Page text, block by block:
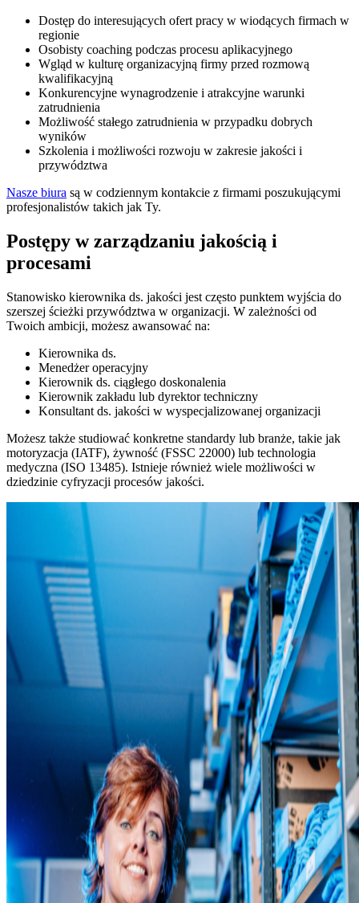
Dostęp do interesujących ofert pracy w wiodących firmach w
regionie
Osobisty coaching podczas procesu aplikacyjnego
Wgląd w kulturę organizacyjną firmy przed rozmową
kwalifikacyjną
Konkurencyjne wynagrodzenie i atrakcyjne warunki
zatrudnienia
Możliwość stałego zatrudnienia w przypadku dobrych
wyników
Szkolenia i możliwości rozwoju w zakresie jakości i
przywództwa
Nasze biura są w codziennym kontakcie z firmami poszukującymi
profesjonalistów takich jak Ty.
Postępy w zarządzaniu jakością i
procesami
Stanowisko kierownika ds. jakości jest często punktem wyjścia do
szerszej ścieżki przywództwa w organizacji. W zależności od
Twoich ambicji, możesz awansować na:
Kierownika ds.
Menedżer operacyjny
Kierownik ds. ciągłego doskonalenia
Kierownik zakładu lub dyrektor techniczny
Konsultant ds. jakości w wyspecjalizowanej organizacji
Możesz także studiować konkretne standardy lub branże, takie jak
motoryzacja (IATF), żywność (FSSC 22000) lub technologia
medyczna (ISO 13485). Istnieje również wiele możliwości w
dziedzinie cyfryzacji procesów jakości.